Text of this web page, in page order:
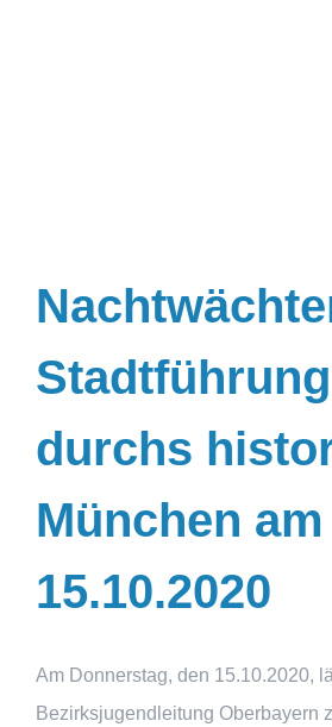
Stadtführung
durchs
München am
15.10.2020
Am Donnerstag, den 15.10.2020,
Bezirksjugendleitung Oberbayern